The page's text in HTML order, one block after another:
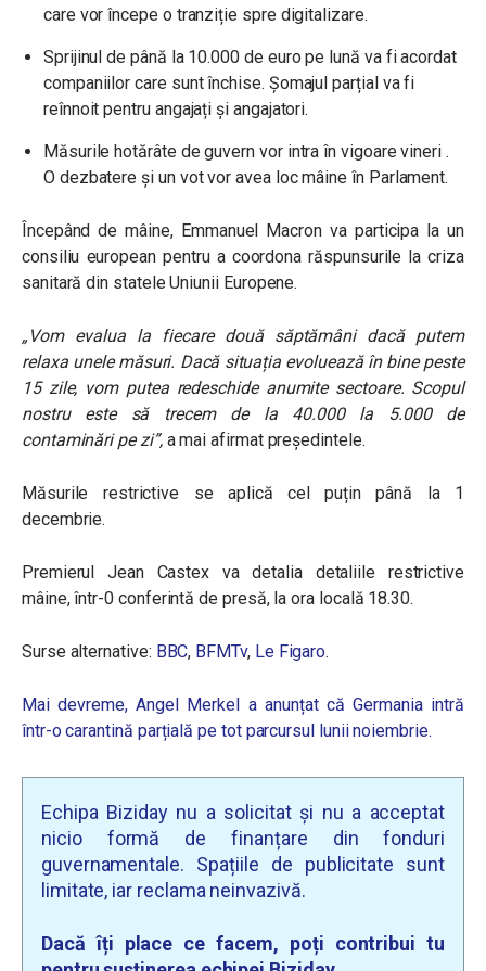
care vor începe o tranziție spre digitalizare.
Sprijinul de până la 10.000 de euro pe lună va fi acordat
companiilor care sunt închise. Șomajul parțial va fi
reînnoit pentru angajați și angajatori.
Măsurile hotărâte de guvern vor intra în vigoare vineri .
O dezbatere și un vot vor avea loc mâine în Parlament.
Începând de mâine, Emmanuel Macron va participa la un
consiliu european pentru a coordona răspunsurile la criza
sanitară din statele Uniunii Europene.
„Vom evalua la fiecare două săptămâni dacă putem
relaxa unele măsuri. Dacă situația evoluează în bine peste
15 zile, vom putea redeschide anumite sectoare. Scopul
nostru este să trecem de la 40.000 la 5.000 de
contaminări pe zi”, a mai afirmat președintele.
Măsurile restrictive se aplică cel puțin până la 1
decembrie.
Premierul Jean Castex va detalia detaliile restrictive
mâine, într-0 conferintă de presă, la ora locală 18.30.
Surse alternative: BBC, BFMTv, Le Figaro.
Mai devreme, Angel Merkel a anunțat că Germania intră
într-o carantină parțială pe tot parcursul lunii noiembrie.
Echipa Biziday nu a solicitat și nu a acceptat
nicio formă de finanțare din fonduri
guvernamentale. Spațiile de publicitate sunt
limitate, iar reclama neinvazivă.
Dacă îți place ce facem, poți contribui tu